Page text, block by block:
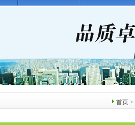
首页 >